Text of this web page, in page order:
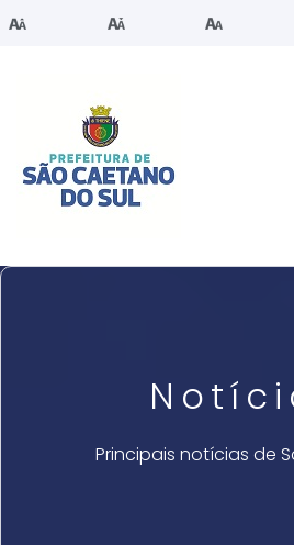
Principais notícias de